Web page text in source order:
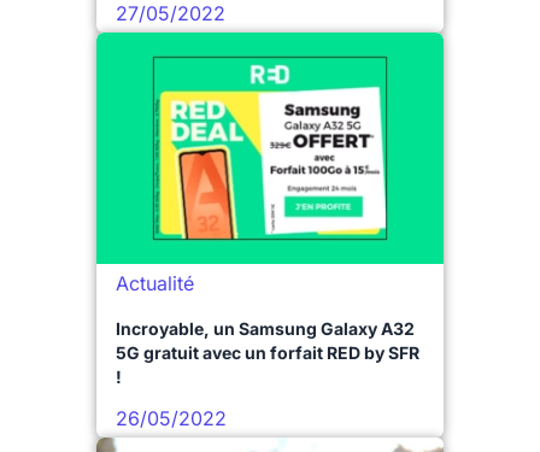
27/05/2022
Actualité
Incroyable, un Samsung Galaxy A32
5G gratuit avec un forfait RED by SFR
!
26/05/2022